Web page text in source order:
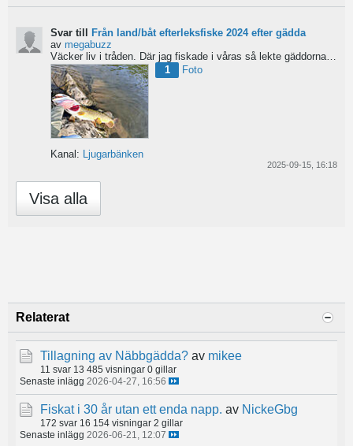
Svar till
Från land/båt efterleksfiske 2024 efter gädda
av megabuzz
Väcker liv i tråden. Där jag fiskade i våras så lekte gäddorna från början av mars hela vägen in i juni...
1
Foto
Kanal: Ljugarbänken
2025-09-15, 16:18
Visa alla
Relaterat
Tillagning av Näbbgädda? av mikee
11 svar 13 485 visningar 0 gillar
Senaste inlägg 2026-04-27, 16:56
Fiskat i 30 år utan ett enda napp. av NickeGbg
172 svar 16 154 visningar 2 gillar
Senaste inlägg 2026-06-21, 12:07